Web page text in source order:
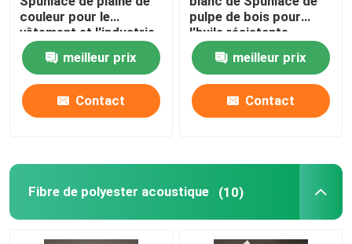
couleur pour le
vêtement et l'industrie
automobile
meilleur prix
Contact
pulpe de bois pour
l'huile résistante
moyenne
meilleur prix
Contact
Fibre de polyester acoustique (10)